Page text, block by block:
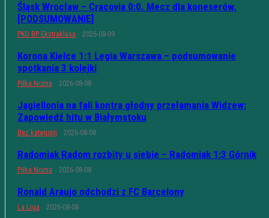
Śląsk Wrocław – Cracovia 0:0. Mecz dla koneserów.
[PODSUMOWANIE]
PKO BP Ekstraklasa 2026-08-09
Korona Kielce 1:1 Legia Warszawa – podsumowanie
spotkania 3 kolejki
Piłka Nożna 2026-08-08
Jagiellonia na fali kontra głodny przełamania Widzew:
Zapowiedź hitu w Białymstoku
Bez kategorii 2026-08-08
Radomiak Radom rozbity u siebie – Radomiak 1:3 Górnik
Piłka Nożna 2026-08-08
Ronald Araujo odchodzi z FC Barcelony
La Liga 2026-08-08